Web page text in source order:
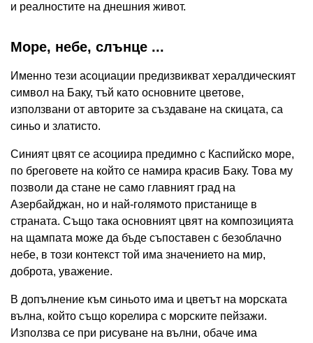
и реалностите на днешния живот.
Море, небе, слънце ...
Именно тези асоциации предизвикват хералдическият
символ на Баку, тъй като основните цветове,
използвани от авторите за създаване на скицата, са
синьо и златисто.
Синият цвят се асоциира предимно с Каспийско море,
по бреговете на който се намира красив Баку. Това му
позволи да стане не само главният град на
Азербайджан, но и най-голямото пристанище в
страната. Също така основният цвят на композицията
на щампата може да бъде съпоставен с безоблачно
небе, в този контекст той има значението на мир,
доброта, уважение.
В допълнение към синьото има и цветът на морската
вълна, който също корелира с морските пейзажи.
Използва се при рисуване на вълни, обаче има